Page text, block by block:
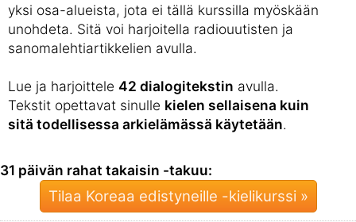
yksi osa-alueista, jota ei tällä kurssilla myöskään
unohdeta. Sitä voi harjoitella radiouutisten ja
sanomalehtiartikkelien avulla.
Lue ja harjoittele 42 dialogitekstin avulla.
Tekstit opettavat sinulle kielen sellaisena kuin
sitä todellisessa arkielämässä käytetään.
31 päivän rahat takaisin -takuu:
Tilaa Koreaa edistyneille -kielikurssi »